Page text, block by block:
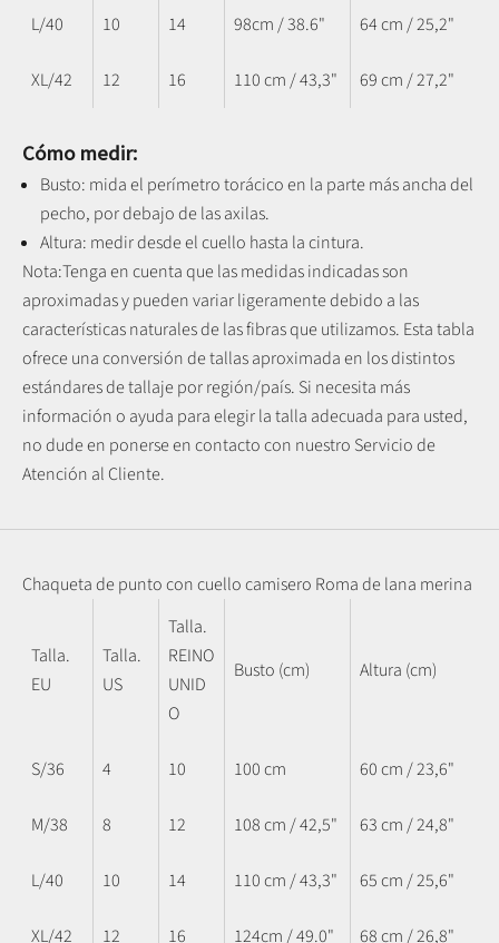
L/40 10 14 98cm / 38.6" 64 cm / 25,2"
XL/42 12 16 110 cm / 43,3" 69 cm / 27,2"
Cómo medir:
Busto: mida el perímetro torácico en la parte más ancha del
pecho, por debajo de las axilas.
Altura: medir desde el cuello hasta la cintura.
Nota:Tenga en cuenta que las medidas indicadas son
aproximadas y pueden variar ligeramente debido a las
características naturales de las fibras que utilizamos. Esta tabla
ofrece una conversión de tallas aproximada en los distintos
estándares de tallaje por región/país. Si necesita más
información o ayuda para elegir la talla adecuada para usted,
no dude en ponerse en contacto con nuestro Servicio de
Atención al Cliente.
Chaqueta de punto con cuello camisero Roma de lana merina
Talla.
EU
Talla.
US
Talla.
REINO
UNID
O
Busto (cm) Altura (cm)
S/36 4 10 100 cm 60 cm / 23,6"
M/38 8 12 108 cm / 42,5" 63 cm / 24,8"
L/40 10 14 110 cm / 43,3" 65 cm / 25,6"
XL/42 12 16 124cm / 49.0" 68 cm / 26,8"